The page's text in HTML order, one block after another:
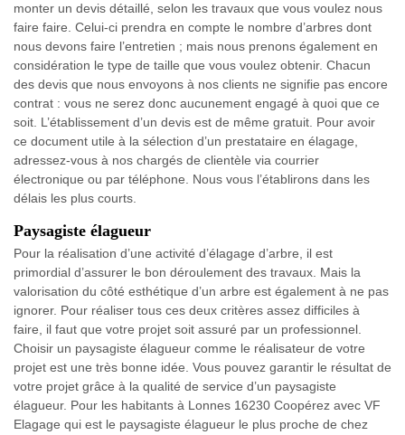
monter un devis détaillé, selon les travaux que vous voulez nous
faire faire. Celui-ci prendra en compte le nombre d’arbres dont
nous devons faire l’entretien ; mais nous prenons également en
considération le type de taille que vous voulez obtenir. Chacun
des devis que nous envoyons à nos clients ne signifie pas encore
contrat : vous ne serez donc aucunement engagé à quoi que ce
soit. L’établissement d’un devis est de même gratuit. Pour avoir
ce document utile à la sélection d’un prestataire en élagage,
adressez-vous à nos chargés de clientèle via courrier
électronique ou par téléphone. Nous vous l’établirons dans les
délais les plus courts.
Paysagiste élagueur
Pour la réalisation d’une activité d’élagage d’arbre, il est
primordial d’assurer le bon déroulement des travaux. Mais la
valorisation du côté esthétique d’un arbre est également à ne pas
ignorer. Pour réaliser tous ces deux critères assez difficiles à
faire, il faut que votre projet soit assuré par un professionnel.
Choisir un paysagiste élagueur comme le réalisateur de votre
projet est une très bonne idée. Vous pouvez garantir le résultat de
votre projet grâce à la qualité de service d’un paysagiste
élagueur. Pour les habitants à Lonnes 16230 Coopérez avec VF
Elagage qui est le paysagiste élagueur le plus proche de chez